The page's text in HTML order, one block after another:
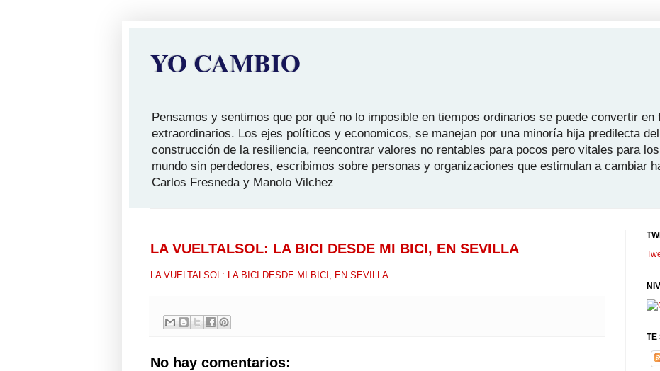
YO CAMBIO
Pensamos y sentimos que por qué no lo imposible en tiempos ordinarios se puede convertir en
extraordinarios. Los ejes políticos y economicos, se manejan por una minoría hija predilecta
construcción de la resiliencia, reencontrar valores no rentables para pocos pero vitales para
mundo sin perdedores, escribimos sobre personas y organizaciones que estimulan a cambiar
Carlos Fresneda y Manolo Vilchez
LA VUELTALSOL: LA BICI DESDE MI BICI, EN SEVILLA
LA VUELTALSOL: LA BICI DESDE MI BICI, EN SEVILLA
No hay comentarios:
TE